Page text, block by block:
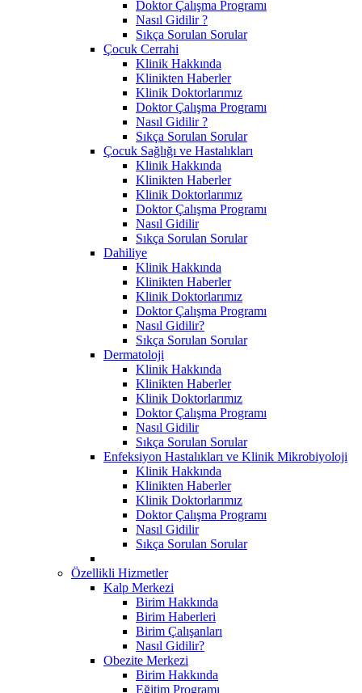
Doktor Çalışma Programı
Nasıl Gidilir ?
Sıkça Sorulan Sorular
Çocuk Cerrahi
Klinik Hakkında
Klinikten Haberler
Klinik Doktorlarımız
Doktor Çalışma Programı
Nasıl Gidilir ?
Sıkça Sorulan Sorular
Çocuk Sağlığı ve Hastalıkları
Klinik Hakkında
Klinikten Haberler
Klinik Doktorlarımız
Doktor Çalışma Programı
Nasıl Gidilir
Sıkça Sorulan Sorular
Dahiliye
Klinik Hakkında
Klinikten Haberler
Klinik Doktorlarımız
Doktor Çalışma Programı
Nasıl Gidilir?
Sıkça Sorulan Sorular
Dermatoloji
Klinik Hakkında
Klinikten Haberler
Klinik Doktorlarımız
Doktor Çalışma Programı
Nasıl Gidilir
Sıkça Sorulan Sorular
Enfeksiyon Hastalıkları ve Klinik Mikrobiyoloji
Klinik Hakkında
Klinikten Haberler
Klinik Doktorlarımız
Doktor Çalışma Programı
Nasıl Gidilir
Sıkça Sorulan Sorular
Özellikli Hizmetler
Kalp Merkezi
Birim Hakkında
Birim Haberleri
Birim Çalışanları
Nasıl Gidilir?
Obezite Merkezi
Birim Hakkında
Eğitim Programı